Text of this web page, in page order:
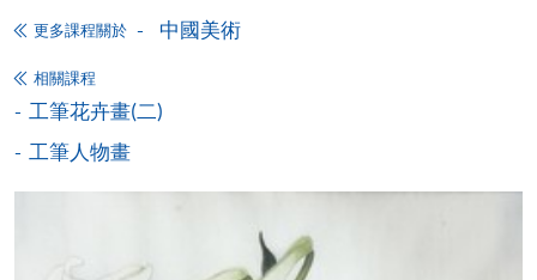
學中心作付款安排。
如欲了解如何於網上報讀新課程及繳費，請瀏覽網上
申請/報讀指南 :
更多課程關於 中國美術
相關課程
工筆花卉畫(二)
工筆人物畫